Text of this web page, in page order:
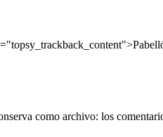
como archivo: los